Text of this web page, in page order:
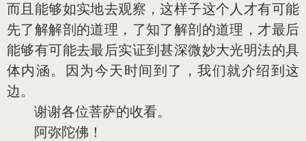
而且能够如实地去观察，这样子这个人才有可能
先了解解剖的道理，了知了解剖的道理，才最后
能够有可能去最后实证到甚深微妙大光明法的具
体内涵。因为今天时间到了，我们就介绍到这
边。
谢谢各位菩萨的收看。
阿弥陀佛！